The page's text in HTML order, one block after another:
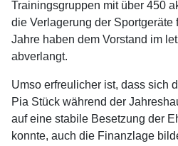
Trainingsgruppen mit über 450
die Verlagerung der Sportgeräte
Jahre haben dem Vorstand im
abverlangt.
Umso erfreulicher ist, dass sich
Pia Stück während der
auf eine stabile Besetzung der
konnte, auch die Finanzlage